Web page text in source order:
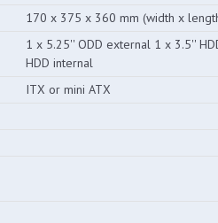
2 db
170 x 375 x 360 mm (width x
1 x 5.25'' ODD external 1 x 3.5''
HDD internal
ITX or mini ATX